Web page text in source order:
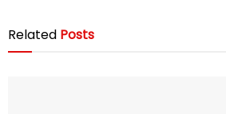
Related Posts